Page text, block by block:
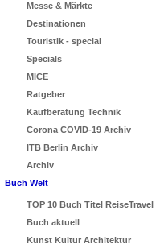
Messe & Märkte
Destinationen
Touristik - special
Specials
MICE
Ratgeber
Kaufberatung Technik
Corona COVID-19 Archiv
ITB Berlin Archiv
Archiv
Buch Welt
TOP 10 Buch Titel ReiseTravel
Buch aktuell
Kunst Kultur Architektur